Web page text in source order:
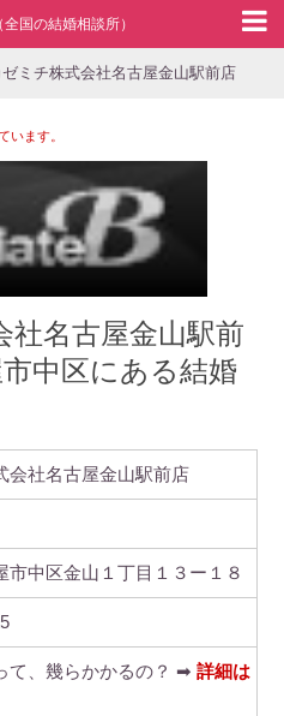
国の結婚相談所）
ゼミチ株式会社名古屋金山駅前店
います。
社名古屋金山駅前
中区にある結婚
会社名古屋金山駅前店
市中区金山１丁目１３ー１８
て、幾らかかるの？ ➡ 詳細は